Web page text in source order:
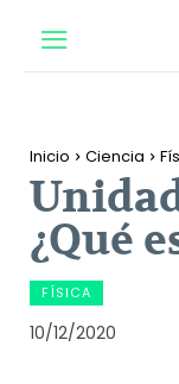
Inicio Ciencia
¿Qué
FÍSICA
10/12/2020